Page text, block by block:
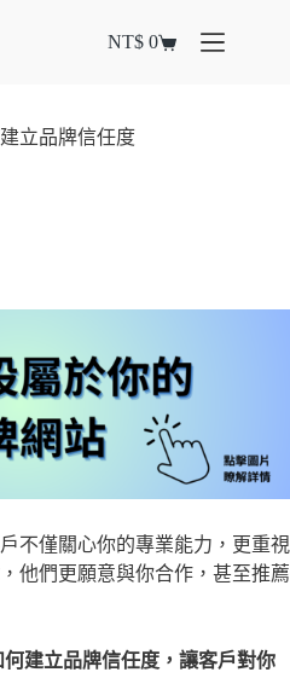
NT$ 0
立品牌信任度
不僅關心你的專業能力，更重視
他們更願意與你合作，甚至推薦
何建立品牌信任度，讓客戶對你